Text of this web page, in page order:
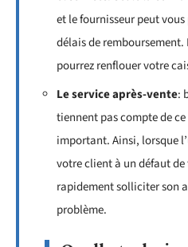
et le fournisseur peut
délais de remboursement.
pourrez renflouer votre
Le service après-vente:
tiennent pas compte de
important. Ainsi, lorsque
votre client à un défaut
rapidement solliciter son
problème.